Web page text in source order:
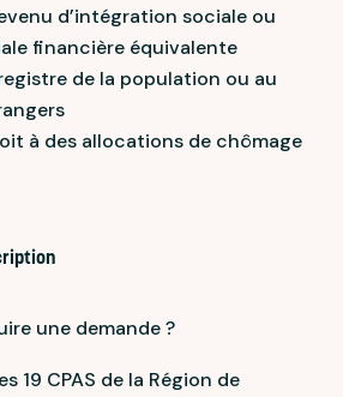
d’intégration sociale ou
financière équivalente
de la population ou au
à des allocations de chômage
une demande ?
19 CPAS de la Région de